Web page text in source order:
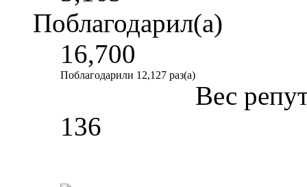
Поблагодарил(а)
16,700
Поблагодарили 12,127 раз(а)
Вес
136